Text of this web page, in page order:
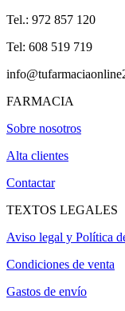
Tel.: 972 857 120
Tel: 608 519 719
FARMACIA
Sobre nosotros
Alta clientes
Contactar
TEXTOS LEGALES
Aviso legal y Política
Condiciones de venta
Gastos de envío